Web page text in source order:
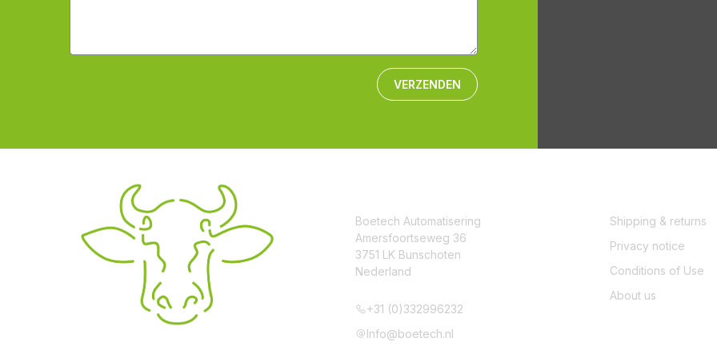
VERZENDEN
Boetech Automatisering
Amersfoortseweg 36
3751 LK Bunschoten
Nederland
+31 (0)332996232
Info@boetech.nl
Shipping & returns
Privacy notice
Conditions of Use
About us